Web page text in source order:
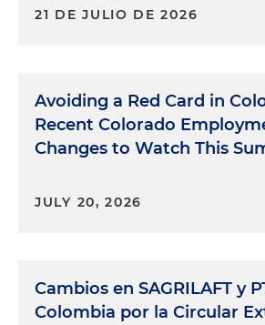
21 DE JULIO DE 2026
Avoiding a Red Card in
Recent Colorado
Changes to Watch This
JULY 20, 2026
Cambios en SAGRILAFT y
Colombia por la Circular